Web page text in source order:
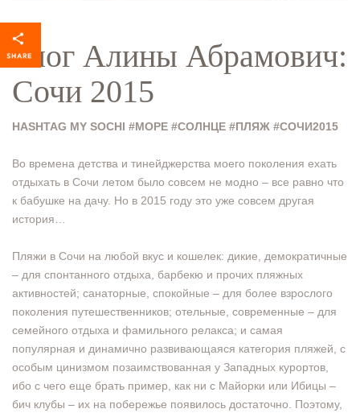
Блог Алины Абрамович:
Сочи 2015
HASHTAG MY SOCHI #МОРЕ #СОЛНЦЕ #ПЛЯЖ #СОЧИ2015
Во времена детства и тинейджерства моего поколения ехать
отдыхать в Сочи летом было совсем не модно – все равно что
к бабушке на дачу. Но в 2015 году это уже совсем другая
история…
Пляжи в Сочи на любой вкус и кошелек: дикие, демократичные
– для спонтанного отдыха, барбекю и прочих пляжных
активностей; санаторные, спокойные – для более взрослого
поколения путешественников; отельные, современные – для
семейного отдыха и фамильного релакса; и самая
популярная и динамично развивающаяся категория пляжей, с
особым цинизмом позаимствованная у Западных курортов,
ибо с чего еще брать пример, как ни с Майорки или Ибицы –
бич клубы – их на побережье появилось достаточно. Поэтому,